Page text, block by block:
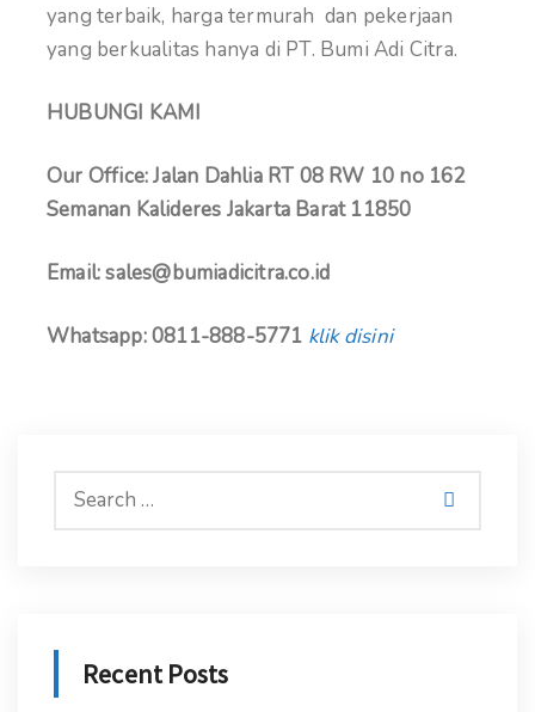
yang terbaik, harga termurah dan pekerjaan
yang berkualitas hanya di PT. Bumi Adi Citra.
HUBUNGI KAMI
Our Office: Jalan Dahlia RT 08 RW 10 no 162
Semanan Kalideres Jakarta Barat 11850
Email: sales@bumiadicitra.co.id
Whatsapp: 0811-888-5771 klik disini
Recent Posts